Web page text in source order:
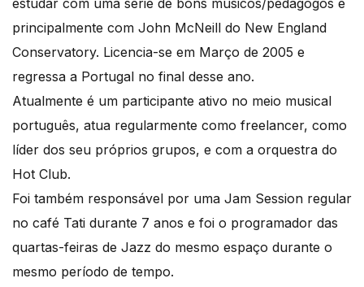
estudar com uma série de bons músicos/pedagogos e
principalmente com John McNeill do New England
Conservatory. Licencia-se em Março de 2005 e
regressa a Portugal no final desse ano.
Atualmente é um participante ativo no meio musical
português, atua regularmente como freelancer, como
líder dos seu próprios grupos, e com a orquestra do
Hot Club.
Foi também responsável por uma Jam Session regular
no café Tati durante 7 anos e foi o programador das
quartas-feiras de Jazz do mesmo espaço durante o
mesmo período de tempo.